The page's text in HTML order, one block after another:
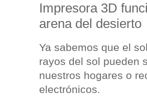
Impresora 3D
arena del desierto
Ya sabemos que el
rayos del sol pueden
nuestros hogares o
electrónicos.